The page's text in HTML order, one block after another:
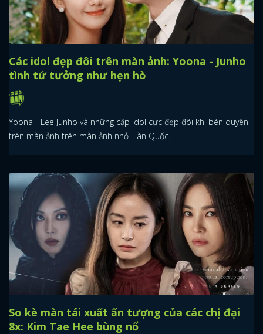
Các idol đẹp đôi trên màn ảnh: Yoona - Junho
tình tứ tưởng như hẹn hò
Yoona - Lee Junho và những cặp idol cực đẹp đôi khi bén duyên
trên màn ảnh trên màn ảnh nhỏ Hàn Quốc.
So kè màn tái xuất ấn tượng của các chị đại
8x: Kim Tae Hee bùng nổ